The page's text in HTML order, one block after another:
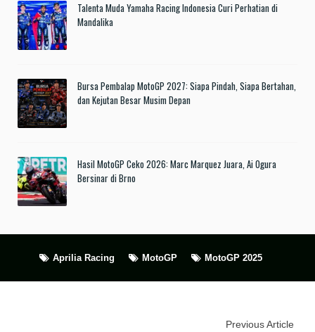
Talenta Muda Yamaha Racing Indonesia Curi Perhatian di
Mandalika
Bursa Pembalap MotoGP 2027: Siapa Pindah, Siapa Bertahan,
dan Kejutan Besar Musim Depan
Hasil MotoGP Ceko 2026: Marc Marquez Juara, Ai Ogura
Bersinar di Brno
Aprilia Racing MotoGP MotoGP 2025
Previous Article